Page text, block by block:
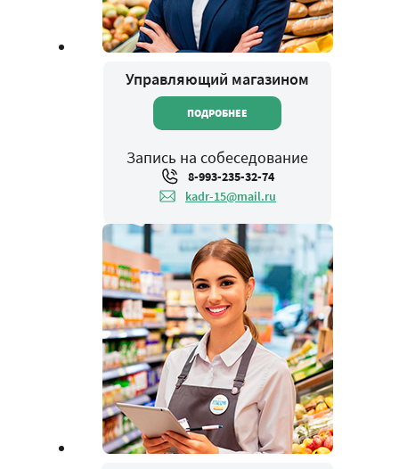
Управляющий магазином
ПОДРОБНЕЕ
Запись на собеседование
8-993-235-32-74
kadr-15@mail.ru